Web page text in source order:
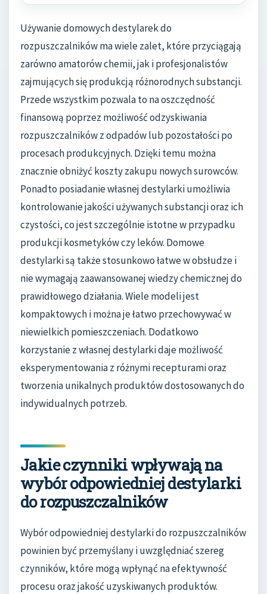
Używanie domowych destylarek do
rozpuszczalników ma wiele zalet, które przyciągają
zarówno amatorów chemii, jak i profesjonalistów
zajmujących się produkcją różnorodnych substancji.
Przede wszystkim pozwala to na oszczędność
finansową poprzez możliwość odzyskiwania
rozpuszczalników z odpadów lub pozostałości po
procesach produkcyjnych. Dzięki temu można
znacznie obniżyć koszty zakupu nowych surowców.
Ponadto posiadanie własnej destylarki umożliwia
kontrolowanie jakości używanych substancji oraz ich
czystości, co jest szczególnie istotne w przypadku
produkcji kosmetyków czy leków. Domowe
destylarki są także stosunkowo łatwe w obsłudze i
nie wymagają zaawansowanej wiedzy chemicznej do
prawidłowego działania. Wiele modeli jest
kompaktowych i można je łatwo przechowywać w
niewielkich pomieszczeniach. Dodatkowo
korzystanie z własnej destylarki daje możliwość
eksperymentowania z różnymi recepturami oraz
tworzenia unikalnych produktów dostosowanych do
indywidualnych potrzeb.
Jakie czynniki wpływają na
wybór odpowiedniej destylarki
do rozpuszczalników
Wybór odpowiedniej destylarki do rozpuszczalników
powinien być przemyślany i uwzględniać szereg
czynników, które mogą wpłynąć na efektywność
procesu oraz jakość uzyskiwanych produktów.